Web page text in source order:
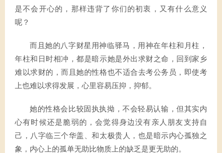
是不会开心的，那样违背了你们的初衷，又有什么意义
呢？
而且她的八字财星用神临驿马，用神在年柱和月柱，
年柱和日时相冲，都是暗示她是外出求财之命，回到家乡
难以求财的，而且她的性格也不适合去考公务员，即使考
上也难以求得发展，心里容易压抑，抑郁。
她的性格会比较固执执拗，不会轻易认输，但其实内
心有时候还是脆弱的，会觉得身边没有亲人朋友支持自
己，八字临三个华盖、和太极贵人，也是暗示内心孤独之
象，内心上的孤单无助比物质上的缺乏是更无助的。